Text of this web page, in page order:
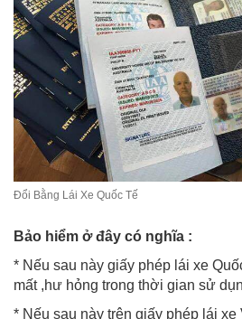
Đổi Bằng Lái Xe Quốc Tế
Bảo hiểm ở đây có nghĩa :
* Nếu sau này giấy phép lái xe
mất ,hư hỏng trong thời gian sử
* Nếu sau này trên giấy phép lái xe